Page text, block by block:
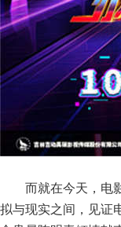
而就在今天，电
拟与现实之间，见证